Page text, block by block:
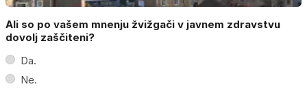
Ali so po vašem mnenju žvižgači v javnem zdravstvu
dovolj zaščiteni?
Da.
Ne.